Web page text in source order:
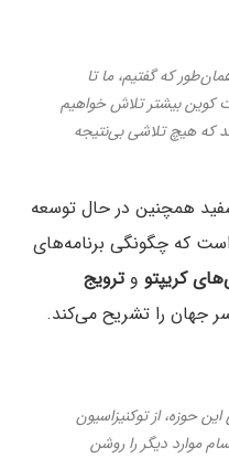
که گفتیم، ما تا
کوین بیشتر تلاش خواهیم
که هیچ تلاشی بی‌نتیجه
همچنین در حال توسعه
که چگونگی برنامه‌های
کریپتو وترویج
جهان را تشریح می‌کند.
حوزه، از توکنیزاسیون
موارد دیگر را روشن